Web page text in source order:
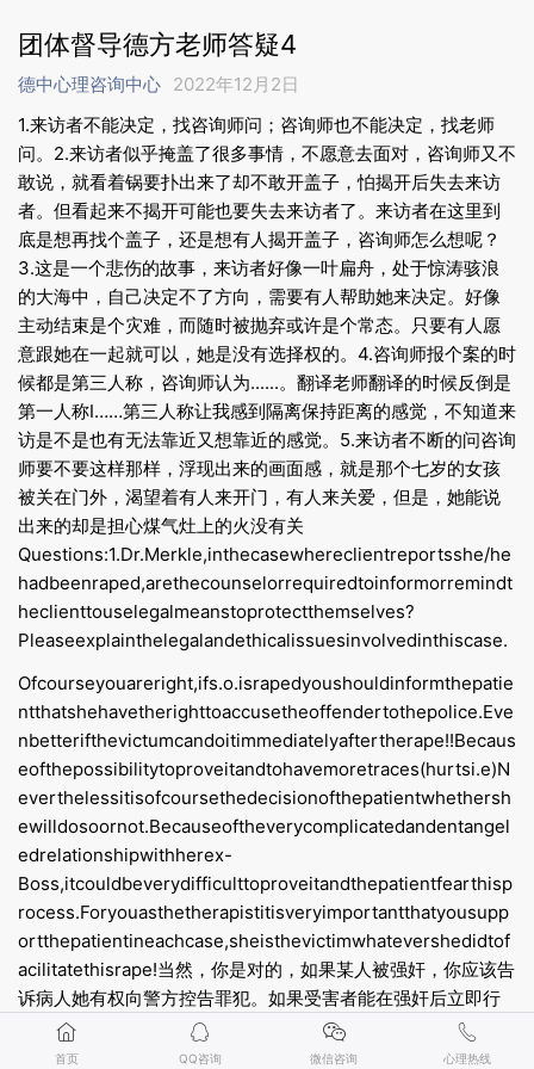
团体督导德方老师答疑4
德中心理咨询中心 2022年12月2日
1.来访者不能决定，找咨询师问；咨询师也不能决定，找老师
问。2.来访者似乎掩盖了很多事情，不愿意去面对，咨询师又不
敢说，就看着锅要扑出来了却不敢开盖子，怕揭开后失去来访
者。但看起来不揭开可能也要失去来访者了。来访者在这里到
底是想再找个盖子，还是想有人揭开盖子，咨询师怎么想呢？
3.这是一个悲伤的故事，来访者好像一叶扁舟，处于惊涛骇浪
的大海中，自己决定不了方向，需要有人帮助她来决定。好像
主动结束是个灾难，而随时被抛弃或许是个常态。只要有人愿
意跟她在一起就可以，她是没有选择权的。4.咨询师报个案的时
候都是第三人称，咨询师认为......。翻译老师翻译的时候反倒是
第一人称I……第三人称让我感到隔离保持距离的感觉，不知道来
访是不是也有无法靠近又想靠近的感觉。5.来访者不断的问咨询
师要不要这样那样，浮现出来的画面感，就是那个七岁的女孩
被关在门外，渴望着有人来开门，有人来关爱，但是，她能说
出来的却是担心煤气灶上的火没有关
Questions:1.Dr.Merkle,inthecasewhereclientreportsshe/he
hadbeenraped,arethecounselorrequiredtoinformorremindt
heclienttouselegalmeanstoprotectthemselves?
Pleaseexplainthelegalandethicalissuesinvolvedinthiscase.
Ofcourseyouareright,ifs.o.israpedyoushouldinformthepatie
ntthatshehavetherighttoaccusetheoffendertothepolice.Eve
nbetterifthevictumcandoitimmediatelyaftertherape!!Becaus
eofthepossibilitytoproveitandtohavemoretraces(hurtsi.e)N
everthelessitisofcoursethedecisionofthepatientwhethersh
ewilldosoornot.Becauseoftheverycomplicatedandentangel
edrelationshipwithherex-
Boss,itcouldbeverydifficulttoproveitandthepatientfearthisp
rocess.Foryouasthetherapistitisveryimportantthatyousupp
ortthepatientineachcase,sheisthevictimwhatevershedidtof
acilitatethisrape!当然，你是对的，如果某人被强奸，你应该告
诉病人她有权向警方控告罪犯。如果受害者能在强奸后立即行
动，那就更好了！！因为会有更多证据，并有更多的（伤害）
痕迹。尽管如此，她是否会这样做当然是患者的决定。由于她
首页 QQ咨询 微信咨询 心理热线